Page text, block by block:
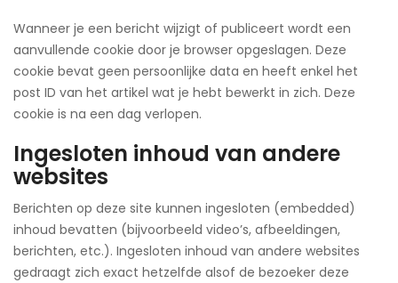
Wanneer je een bericht wijzigt of publiceert wordt een
aanvullende cookie door je browser opgeslagen. Deze
cookie bevat geen persoonlijke data en heeft enkel het
post ID van het artikel wat je hebt bewerkt in zich. Deze
cookie is na een dag verlopen.
Ingesloten inhoud van andere
websites
Berichten op deze site kunnen ingesloten (embedded)
inhoud bevatten (bijvoorbeeld video’s, afbeeldingen,
berichten, etc.). Ingesloten inhoud van andere websites
gedraagt zich exact hetzelfde alsof de bezoeker deze